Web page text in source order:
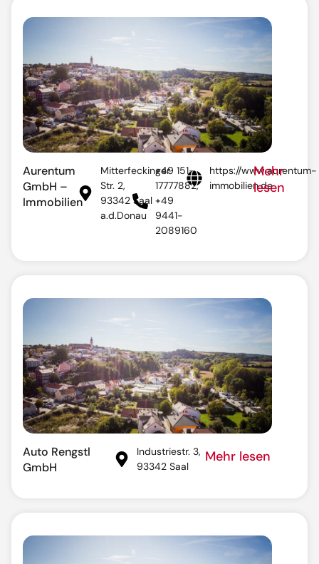
Aurentum
GmbH –
Immobilien
Mitterfeckinger
Str. 2,
93342 Saal
a.d.Donau
+49 151-
17777882,
+49
9441-
2089160
https://www.aurentum-
immobilien.de
Mehr
lesen
Auto Rengstl
GmbH
Industriestr. 3,
93342 Saal
Mehr lesen